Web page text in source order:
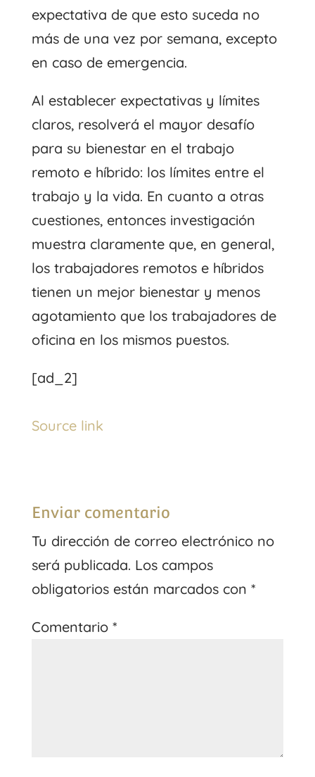
expectativa de que esto suceda no
más de una vez por semana, excepto
en caso de emergencia.
Al establecer expectativas y límites
claros, resolverá el mayor desafío
para su bienestar en el trabajo
remoto e híbrido: los límites entre el
trabajo y la vida. En cuanto a otras
cuestiones, entonces investigación
muestra claramente que, en general,
los trabajadores remotos e híbridos
tienen un mejor bienestar y menos
agotamiento que los trabajadores de
oficina en los mismos puestos.
[ad_2]
Source link
Enviar comentario
Tu dirección de correo electrónico no
será publicada. Los campos
obligatorios están marcados con *
Comentario *